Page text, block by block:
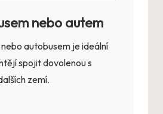
nebo autem
autobusem je ideální
spojit dovolenou s
zemí.